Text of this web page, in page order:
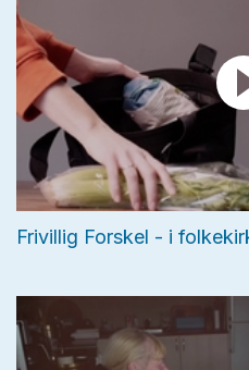
Frivillig Forskel - i